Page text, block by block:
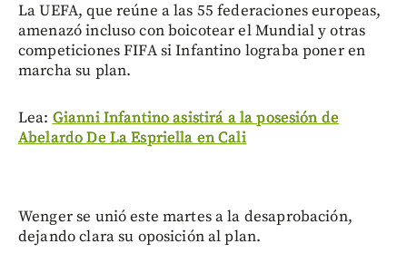
La UEFA, que reúne a las 55 federaciones europeas,
amenazó incluso con boicotear el Mundial y otras
competiciones FIFA si Infantino lograba poner en
marcha su plan.
Lea: Gianni Infantino asistirá a la posesión de
Abelardo De La Espriella en Cali
Wenger se unió este martes a la desaprobación,
dejando clara su oposición al plan.